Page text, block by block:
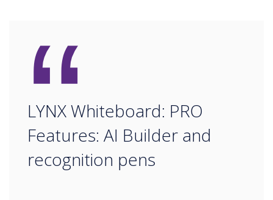
“
LYNX Whiteboard: PRO
Features: AI Builder and
recognition pens